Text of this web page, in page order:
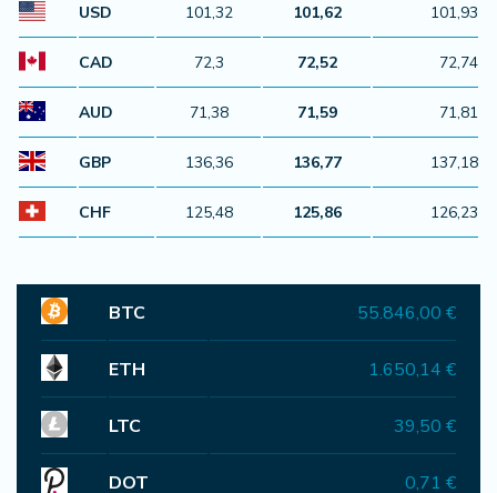
USD 101,32 101,62 101,93
CAD 72,3 72,52 72,74
AUD 71,38 71,59 71,81
GBP 136,36 136,77 137,18
CHF 125,48 125,86 126,23
BTC 55.846,00 €
ETH 1.650,14 €
LTC 39,50 €
DOT 0,71 €